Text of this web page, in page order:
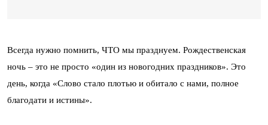
Всегда нужно помнить, ЧТО мы празднуем. Рождественская
ночь – это не просто «один из новогодних праздников». Это
день, когда «Слово стало плотью и обитало с нами, полное
благодати и истины».